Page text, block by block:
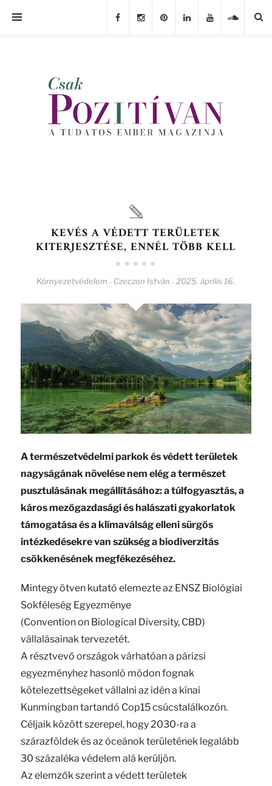
KEVÉS A VÉDETT TERÜLETEK
KITERJESZTÉSE, ENNÉL TÖBB KELL
Környezetvédelem - Czeczon István - 2025. április 16.
A természetvédelmi parkok és védett területek
nagyságának növelése nem elég a természet
pusztulásának megállításához: a túlfogyasztás, a
káros mezőgazdasági és halászati gyakorlatok
támogatása és a klímaválság elleni sürgős
intézkedésekre van szükség a biodiverzitás
csökkenésének megfékezéséhez.
Mintegy ötven kutató elemezte az ENSZ Biológiai
Sokféleség Egyezménye
(Convention on Biological Diversity, CBD)
vállalásainak tervezetét.
A résztvevő országok várhatóan a párizsi
egyezményhez hasonló módon fognak
kötelezettségeket vállalni az idén a kínai
Kunmingban tartandó Cop15 csúcstalálkozón.
Céljaik között szerepel, hogy 2030-ra a
szárazföldek és az óceánok területének legalább
30 százaléka védelem alá kerüljön.
Az elemzők szerint a védett területek